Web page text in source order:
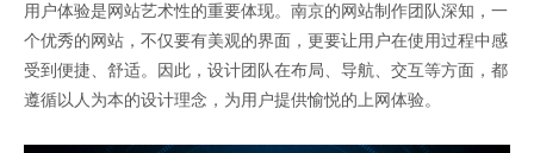
用户体验是网站艺术性的重要体现。南京的网站制作团队深知，一
个优秀的网站，不仅要有美观的界面，更要让用户在使用过程中感
受到便捷、舒适。因此，设计团队在布局、导航、交互等方面，都
遵循以人为本的设计理念，为用户提供愉悦的上网体验。